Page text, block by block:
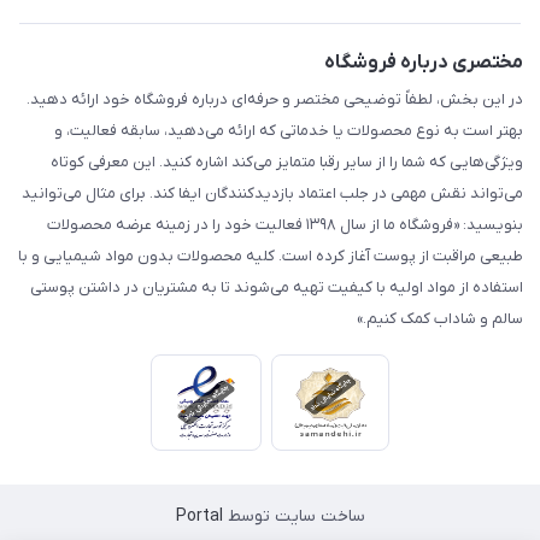
مختصری درباره فروشگاه
در این بخش، لطفاً توضیحی مختصر و حرفه‌ای درباره فروشگاه خود ارائه دهید.
بهتر است به نوع محصولات یا خدماتی که ارائه می‌دهید، سابقه فعالیت، و
ویژگی‌هایی که شما را از سایر رقبا متمایز می‌کند اشاره کنید. این معرفی کوتاه
می‌تواند نقش مهمی در جلب اعتماد بازدیدکنندگان ایفا کند. برای مثال می‌توانید
بنویسید: «فروشگاه ما از سال ۱۳۹۸ فعالیت خود را در زمینه عرضه محصولات
طبیعی مراقبت از پوست آغاز کرده است. کلیه محصولات بدون مواد شیمیایی و با
استفاده از مواد اولیه با کیفیت تهیه می‌شوند تا به مشتریان در داشتن پوستی
سالم و شاداب کمک کنیم.»
ساخت سایت توسط Portal